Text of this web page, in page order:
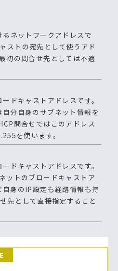
ネットワークアドレスで
ストの宛先として使うアド
初の問合せ先としては不適
キャストアドレスです。
分自身のサブネット情報を
問合せではこのアドレス
を使います。
キャストアドレスです。
ットのブロードキャストア
自身のIP設定も経路情報も持
先として直接指定すること